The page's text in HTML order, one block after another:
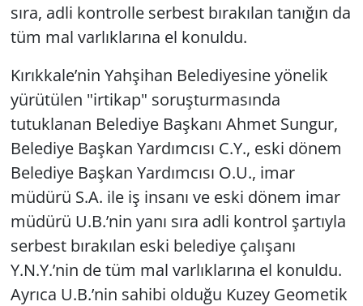
sıra, adli kontrolle serbest bırakılan tanığın da
tüm mal varlıklarına el konuldu.
Kırıkkale’nin Yahşihan Belediyesine yönelik
yürütülen "irtikap" soruşturmasında
tutuklanan Belediye Başkanı Ahmet Sungur,
Belediye Başkan Yardımcısı C.Y., eski dönem
Belediye Başkan Yardımcısı O.U., imar
müdürü S.A. ile iş insanı ve eski dönem imar
müdürü U.B.’nin yanı sıra adli kontrol şartıyla
serbest bırakılan eski belediye çalışanı
Y.N.Y.’nin de tüm mal varlıklarına el konuldu.
Ayrıca U.B.’nin sahibi olduğu Kuzey Geometik